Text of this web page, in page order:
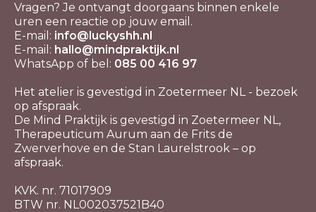
Vragen? Je ontvangt doorgaans binnen enkele
uren een reactie op jouw email.
E-mail: info@luckyshh.nl
E-mail: hallo@mindpraktijk.nl
WhatsApp of bel: 085 00 416 97
Het atelier is gevestigd in Zoetermeer NL - bezoek
op afspraak.
De Mind Praktijk is gevestigd in Zoetermeer NL,
Therapeuticum Aurum aan de Frits de
Zwerverhove en de Stan Laurelstrook – op
afspraak.
KVK. nr. 71017909
BTW nr. NL002037521B40